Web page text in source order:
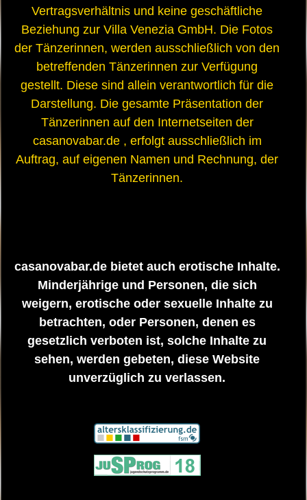
Vertragsverhältnis und keine geschäftliche
Beziehung zur Villa Venezia GmbH. Die Fotos
der Tänzerinnen, werden ausschließlich von den
betreffenden Tänzerinnen zur Verfügung
gestellt. Diese sind allein verantwortlich für die
Darstellung. Die gesamte Präsentation der
Tänzerinnen auf den Internetseiten der
casanovabar.de , erfolgt ausschließlich im
Auftrag, auf eigenen Namen und Rechnung, der
Tänzerinnen.
casanovabar.de bietet auch erotische Inhalte.
Minderjährige und Personen, die sich
weigern, erotische oder sexuelle Inhalte zu
betrachten, oder Personen, denen es
gesetzlich verboten ist, solche Inhalte zu
sehen, werden gebeten, diese Website
unverzüglich zu verlassen.